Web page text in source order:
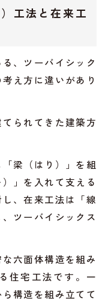
工法と在来工
、ツーバイシック
え方に違いがあり
られてきた建築方
梁（はり）」を組
」を入れて支える
、在来工法は「線
ツーバイシックス
六面体構造を組み
住宅工法です。一
構造を組み立てて